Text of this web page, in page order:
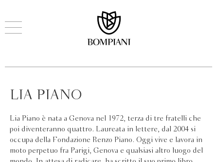
LIA PIANO
Lia Piano è nata a Genova nel 1972, terza di tre fratelli che
poi diventeranno quattro. Laureata in lettere, dal 2004 si
occupa della Fondazione Renzo Piano. Oggi vive e lavora in
moto perpetuo fra Parigi, Genova e qualsiasi altro luogo del